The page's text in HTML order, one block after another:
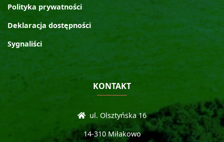
Polityka prywatności
Deklaracja dostępności
Sygnaliści
KONTAKT
ul. Olsztyńska 16
14-310 Miłakowo